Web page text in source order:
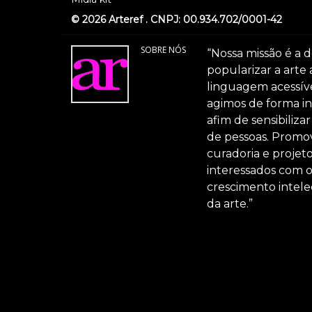
© 2026 Arteref . CNPJ: 00.934.702/0001-42
SOBRE NÓS
“Nossa missão é
popularizar a arte
linguagem
agimos de forma
afim de
de pessoas.
curadoria e
interessados com
crescimento
da arte.”